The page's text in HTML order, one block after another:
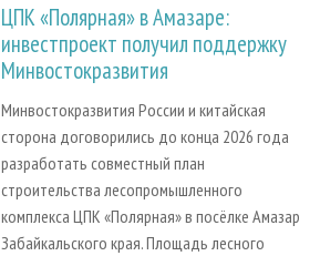
ЦПК «Полярная» в Амазаре:
инвестпроект получил поддержку
Минвостокразвития
Минвостокразвития России и китайская
сторона договорились до конца 2026 года
разработать совместный план
строительства лесопромышленного
комплекса ЦПК «Полярная» в посёлке Амазар
Забайкальского края. Площадь лесного